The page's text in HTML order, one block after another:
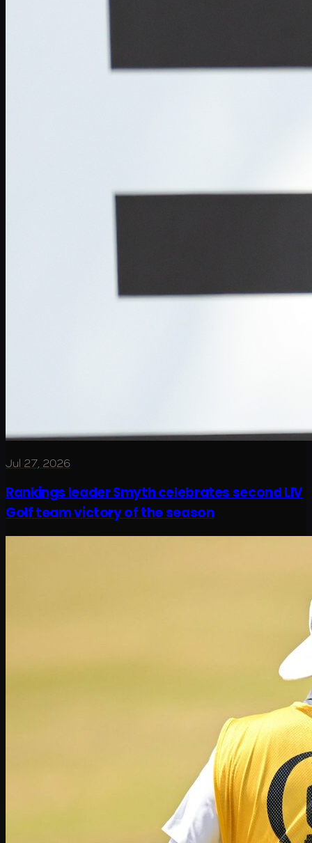
Jul 27, 2026
Rankings leader Smyth celebrates second LIV
Golf team victory of the season